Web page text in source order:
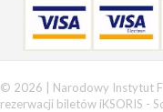
© 2026 | Narodowy Instytut
rezerwacji biletów iKSORIS -